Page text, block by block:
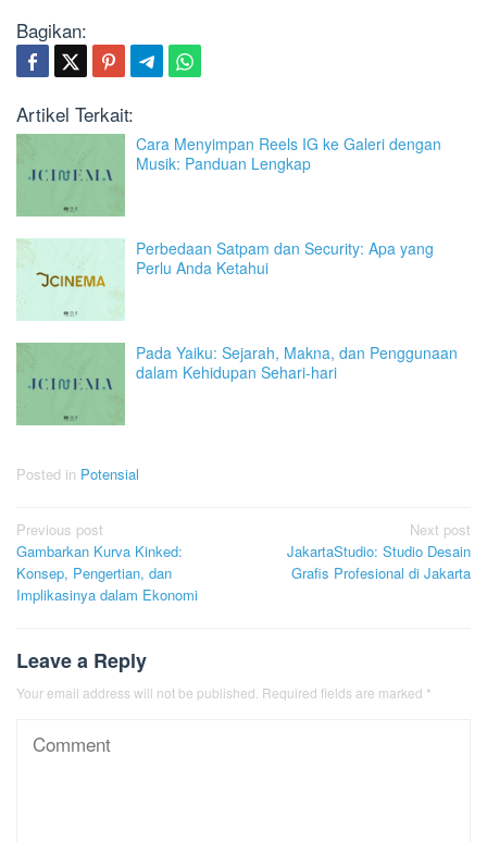
Bagikan:
Artikel Terkait:
Cara Menyimpan Reels IG ke Galeri dengan
Musik: Panduan Lengkap
Perbedaan Satpam dan Security: Apa yang
Perlu Anda Ketahui
Pada Yaiku: Sejarah, Makna, dan Penggunaan
dalam Kehidupan Sehari-hari
Posted in Potensial
Post
navigation
Previous post
Gambarkan Kurva Kinked:
Konsep, Pengertian, dan
Implikasinya dalam Ekonomi
Next post
JakartaStudio: Studio Desain
Grafis Profesional di Jakarta
Leave a Reply
Your email address will not be published. Required fields are marked *